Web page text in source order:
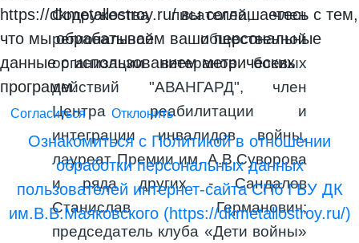
Содружества писателей, член
региональной общественной
организации ветеранов боевых
действий "АВАНГАРД", член
Центра реабилитации и
интеграции инвалидов войны,
лауреат Премии им. А.В.Суворова
и ряда других - Сандалов
Станислав Германович;
председатель клуба «Дети войны»
https://dkmetallostroy.ru/ вы соглашаетесь с тем,
что мы обрабатываем ваши персональные
данные с использованием метрических
программ.
Согласиться Отклонить
Ознакомиться с Политикой в отношении
обработки персональных данных
пользователей интернет-сайта СПб ГБУ ДК
им.В.В.Маяковского (https://dkmetallostroy.ru/)